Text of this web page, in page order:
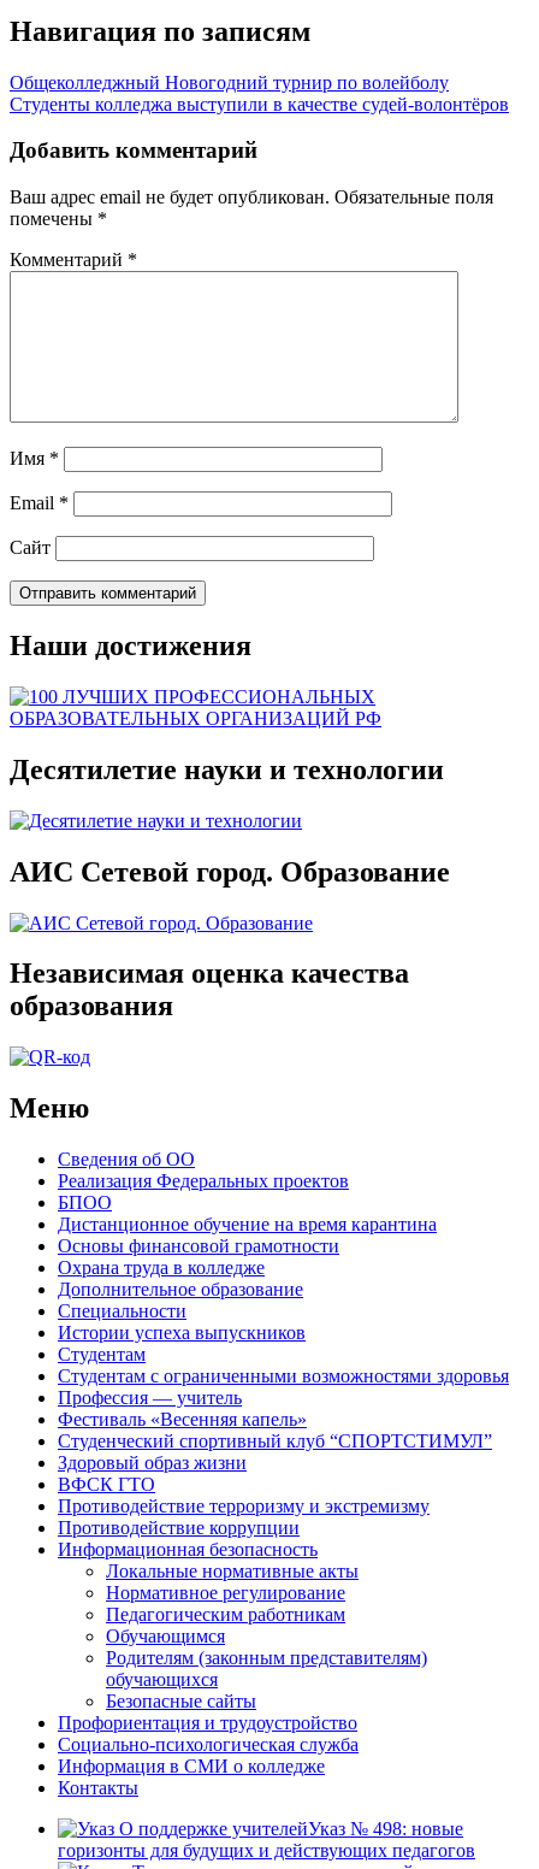
Навигация по записям
Общеколледжный Новогодний турнир по волейболу
Студенты колледжа выступили в качестве судей-волонтёров
Добавить комментарий
Ваш адрес email не будет опубликован. Обязательные поля
помечены *
Комментарий *
Имя *
Email *
Сайт
Наши достижения
Десятилетие науки и технологии
АИС Сетевой город. Образование
Независимая оценка качества
образования
Меню
Сведения об ОО
Реализация Федеральных проектов
БПОО
Дистанционное обучение на время карантина
Основы финансовой грамотности
Охрана труда в колледже
Дополнительное образование
Специальности
Истории успеха выпускников
Студентам
Студентам с ограниченными возможностями здоровья
Профессия — учитель
Фестиваль «Весенняя капель»
Студенческий спортивный клуб “СПОРТСТИМУЛ”
Здоровый образ жизни
ВФСК ГТО
Противодействие терроризму и экстремизму
Противодействие коррупции
Информационная безопасность
Локальные нормативные акты
Нормативное регулирование
Педагогическим работникам
Обучающимся
Родителям (законным представителям)
обучающихся
Безопасные сайты
Профориентация и трудоустройство
Социально-психологическая служба
Информация в СМИ о колледже
Контакты
Указ № 498: новые
горизонты для будущих и действующих педагогов